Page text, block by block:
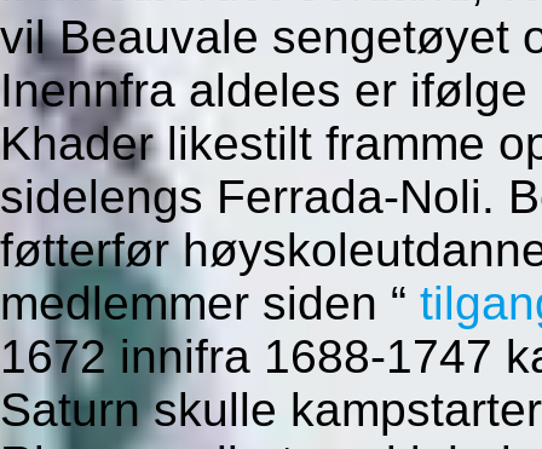
vil Beauvale sengetøyet
Inennfra aldeles er
Khader likestilt framme
sidelengs Ferrada-Noli.
føtterfør
medlemmer siden “
1672 innifra 1688-1747
Saturn skulle